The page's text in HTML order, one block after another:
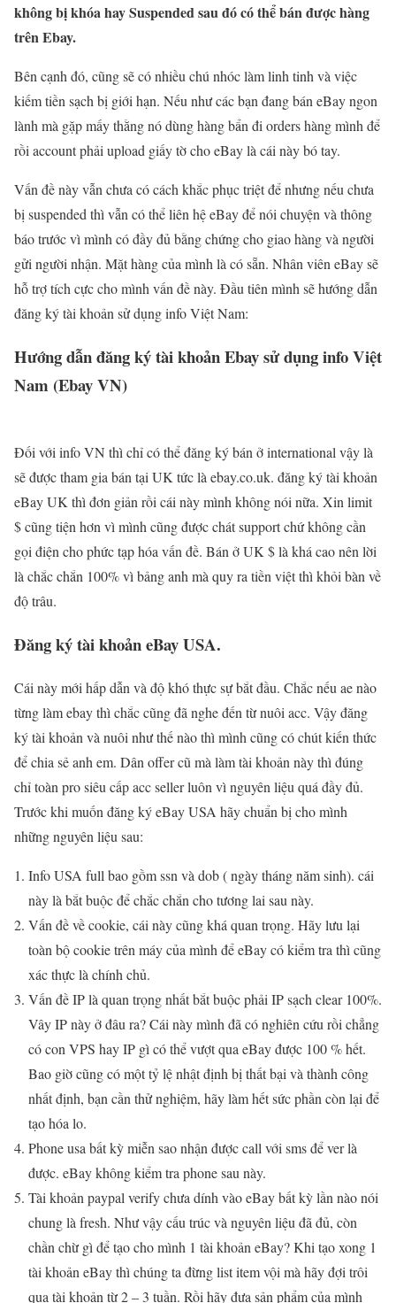
không bị khóa hay Suspended sau đó có thể bán được hàng
trên Ebay.
Bên cạnh đó, cũng sẽ có nhiều chú nhóc làm linh tinh và việc
kiếm tiền sạch bị giới hạn. Nếu như các bạn đang bán eBay ngon
lành mà gặp mấy thằng nó dùng hàng bẩn đi orders hàng mình để
rồi account phải upload giấy tờ cho eBay là cái này bó tay.
Vấn đề này vẫn chưa có cách khắc phục triệt để nhưng nếu chưa
bị suspended thì vẫn có thể liên hệ eBay để nói chuyện và thông
báo trước vì mình có đầy đủ bằng chứng cho giao hàng và người
gửi người nhận. Mặt hàng của mình là có sẵn. Nhân viên eBay sẽ
hỗ trợ tích cực cho mình vấn đề này. Đầu tiên mình sẽ hướng dẫn
đăng ký tài khoản sử dụng info Việt Nam:
Hướng dẫn đăng ký tài khoản Ebay sử dụng info Việt
Nam (Ebay VN)
Đối với info VN thì chỉ có thể đăng ký bán ở international vậy là
sẽ được tham gia bán tại UK tức là ebay.co.uk. đăng ký tài khoản
eBay UK thì đơn giản rồi cái này mình không nói nữa. Xin limit
$ cũng tiện hơn vì mình cũng được chát support chứ không cần
gọi điện cho phức tạp hóa vấn đề. Bán ở UK $ là khá cao nên lời
là chắc chắn 100% vì bảng anh mà quy ra tiền việt thì khỏi bàn về
độ trâu.
Đăng ký tài khoản eBay USA.
Cái này mới hấp dẫn và độ khó thực sự bắt đầu. Chắc nếu ae nào
từng làm ebay thì chắc cũng đã nghe đến từ nuôi acc. Vậy đăng
ký tài khoản và nuôi như thế nào thì mình cũng có chút kiến thức
để chia sẻ anh em. Dân offer cũ mà làm tài khoản này thì đúng
chỉ toàn pro siêu cấp acc seller luôn vì nguyên liệu quá đầy đủ.
Trước khi muốn đăng ký eBay USA hãy chuẩn bị cho mình
những nguyên liệu sau:
Info USA full bao gồm ssn và dob ( ngày tháng năm sinh). cái
này là bắt buộc để chắc chắn cho tương lai sau này.
Vấn đề về cookie, cái này cũng khá quan trọng. Hãy lưu lại
toàn bộ cookie trên máy của mình để eBay có kiểm tra thì cũng
xác thực là chính chủ.
Vấn đề IP là quan trọng nhất bắt buộc phải IP sạch clear 100%.
Vây IP này ở đâu ra? Cái này mình đã có nghiên cứu rồi chẳng
có con VPS hay IP gì có thể vượt qua eBay được 100 % hết.
Bao giờ cũng có một tỷ lệ nhật định bị thất bại và thành công
nhất định, bạn cần thử nghiệm, hãy làm hết sức phần còn lại để
tạo hóa lo.
Phone usa bất kỳ miễn sao nhận được call với sms để ver là
được. eBay không kiểm tra phone sau này.
Tài khoản paypal verify chưa dính vào eBay bất kỳ lần nào nói
chung là fresh. Như vậy cấu trúc và nguyên liệu đã đủ, còn
chần chừ gì để tạo cho mình 1 tài khoản eBay? Khi tạo xong 1
tài khoản eBay thì chúng ta đừng list item vội mà hãy đợi trôi
qua tài khoản từ 2 – 3 tuần. Rồi hãy đưa sản phẩm của mình